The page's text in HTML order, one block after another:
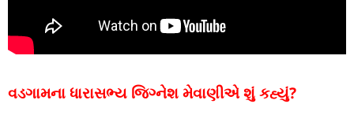
વડગામના ધારાસભ્ય જિગ્નેશ મેવાણીએ શું કહ્યું?